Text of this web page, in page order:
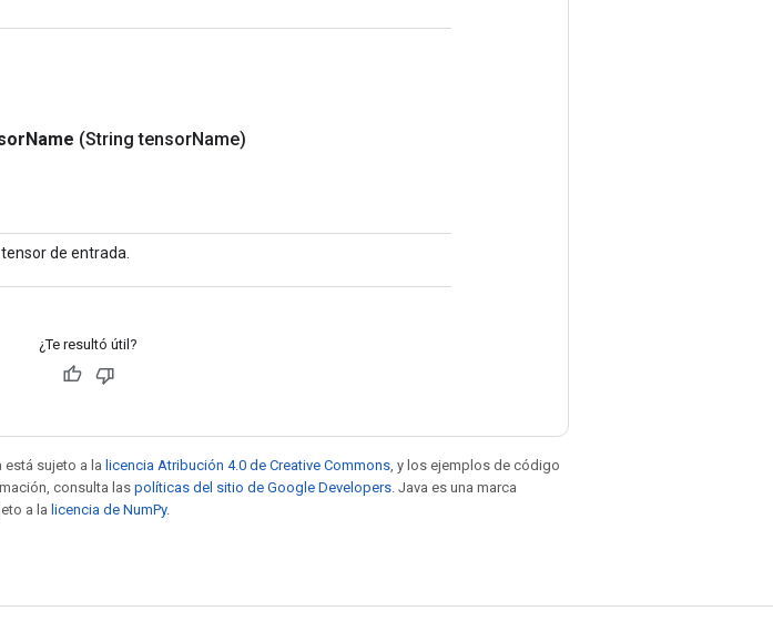
Name (String tensorName)
de entrada.
¿Te resultó útil?
sujeto a la licencia Atribución 4.0 de Creative Commons , y los ejemplos de código
consulta las políticas del sitio de Google Developers . Java es una marca
a la licencia de NumPy.